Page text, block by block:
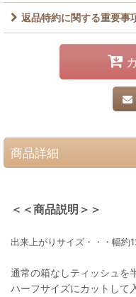
返品特約に関する重要事
商品詳細
＜＜商品説明＞＞
出来上がりサイズ・・・幅
通常の箱なしティッシュを
ハーフサイズにカットして